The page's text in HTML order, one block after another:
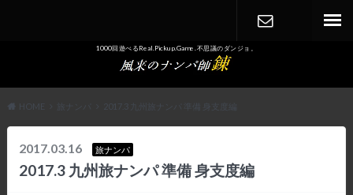
1000回遊べるReal.Pickup.Game. 不思議のダンジョ。
HOME 旅ナンパ 2017.3 九州旅ナンパ 準備 身支度編
2017.03.16 旅ナンパ
2017.3 九州旅ナンパ 準備 身支度編